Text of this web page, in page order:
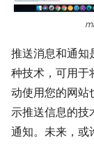
推送消息和通知
种技术，可用于
动使用您的网站
示推送信息的技
通知。未来，或